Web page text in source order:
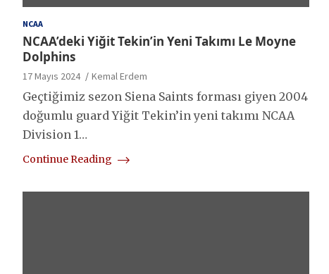
NCAA
NCAA’deki Yiğit Tekin’in Yeni Takımı Le Moyne
Dolphins
17 Mayıs 2024 Kemal Erdem
Geçtiğimiz sezon Siena Saints forması giyen 2004
doğumlu guard Yiğit Tekin’in yeni takımı NCAA
Division 1…
Continue Reading